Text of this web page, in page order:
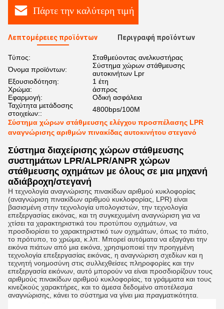
Πάρτε την καλύτερη τιμή
Λεπτομέρειες προϊόντων Περιγραφή προϊόντων
Τύπος:
Σταθμεύοντας ανελκυστήρας
Όνομα προϊόντων:
Σύστημα χώρων στάθμευσης
αυτοκινήτων Lpr
Εξουσιοδότηση:
1 έτη
Χρώμα:
άσπρος
Εφαρμογή:
Οδική ασφάλεια
Ταχύτητα μετάδοσης
στοιχείων::
4800bps/100M
Σύστημα χώρων στάθμευσης ελέγχου προσπέλασης LPR
αναγνώρισης αριθμών πινακίδας αυτοκινήτου στεγανό
Σύστημα διαχείρισης χώρων στάθμευσης
συστημάτων LPR/ALPR/ANPR χώρων
στάθμευσης οχημάτων με όλους σε μια μηχανή
αδιάβροχη/στεγανή
Η τεχνολογία αναγνώρισης πινακίδων αριθμού κυκλοφορίας
(αναγνώριση πινακίδων αριθμού κυκλοφορίας, LPR) είναι
βασισμένη στην τεχνολογία υπολογιστών, την τεχνολογία
επεξεργασίας εικόνας, και τη συγκεχυμένη αναγνώριση για να
χτίσει τα χαρακτηριστικά του προτύπου οχημάτων, να
προσδιορίσει το χαρακτηριστικό των οχημάτων, όπως το πιάτο,
το πρότυπο, το χρώμα, κ.λπ. Μπορεί αυτόματα να εξαγάγει την
εικόνα πιάτων από μια εικόνα, χρησιμοποιεί την προηγμένη
τεχνολογία επεξεργασίας εικόνας, η αναγνώριση σχεδίων και η
τεχνητή νοημοσύνη στις συλλεχθείσες πληροφορίες και την
επεξεργασία εικόνων, αυτό μπορούν να είναι προσδιορίζουν τους
αριθμούς πινακίδων αριθμού κυκλοφορίας, τα γράμματα και τους
κινεζικούς χαρακτήρες, και το άμεσα δεδομένο αποτέλεσμα
αναγνώρισης, κάνει το σύστημα να γίνει μια πραγματικότητα.